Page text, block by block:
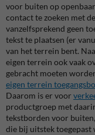
voor buiten op
contact te zoeken met
vanzelfsprekend geen
tekst te plaatsen (er
van het terrein bent.
eigen terrein ook vaak
gebracht moeten
eigen terrein
Daarom is er voor
productgroep met
tekstborden voor
die bij uitstek